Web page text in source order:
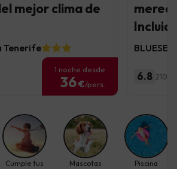
mejor clima de
Tenerife
1 noche desde
36€/pers.
6.8 210
Cumple tus
Mascotas Piscina